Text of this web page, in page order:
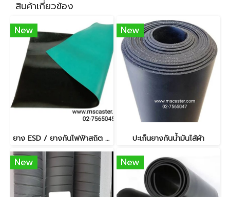
สินค้าเกี่ยวข้อง
New
ยาง ESD / ยางกันไฟฟ้าสถิต 2 มม.
New
ปะเก็นยางกันน้ำมันไส้ผ้า
New New